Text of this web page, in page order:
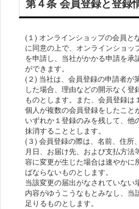
第４条 会員登録と登録
(１) オンラインショップの会員と
に同意の上で、オンラインショ
を申請し、当社がかかる申請を承
ができます。
(２) 当社は、会員登録の申請者が
した場合、理由などの開示なく
ものとします。また、会員登録
個人が複数の会員登録をしたこと
いずれか１登録のみを残して、他
抹消することとします。
(３) 会員登録の際は、名前、住所
月日、お届け先、および支払方
容に変更が生じた場合は速やかに
ばならないものとします。
当該変更の届出がなされていな
内容がゆうこうなもとみなし、
足りるものとします。